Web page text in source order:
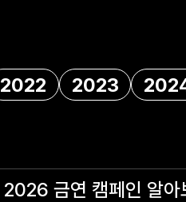
2022 2023
2026 금연 캠페인 알아